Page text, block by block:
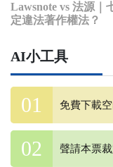
Lawsnote vs 法源｜
定違法著作權法？
AI小工具
免費下載
聲請本票